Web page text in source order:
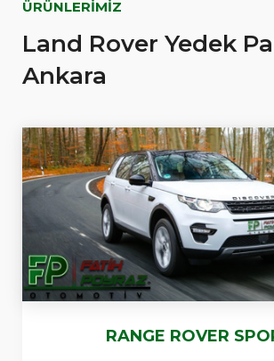
ÜRÜNLERIMIZ
Land Rover Yedek
Ankara
RANGE ROVER